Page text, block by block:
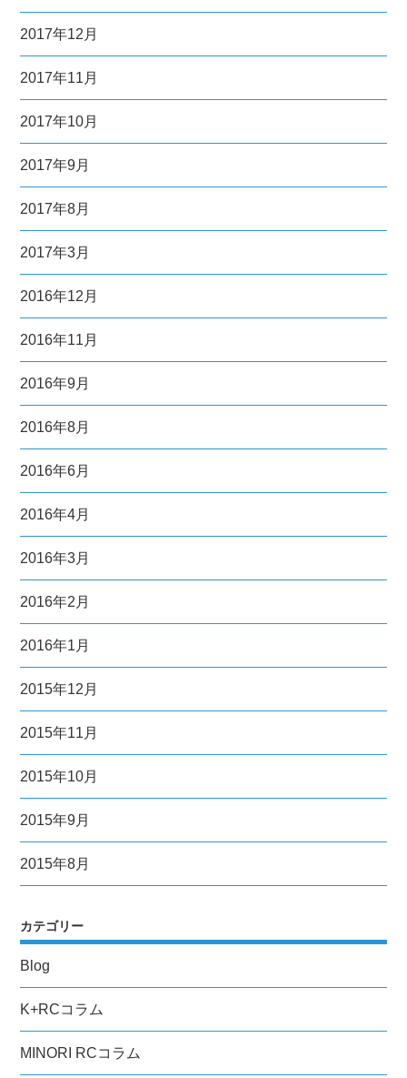
2017年12月
2017年11月
2017年10月
2017年9月
2017年8月
2017年3月
2016年12月
2016年11月
2016年9月
2016年8月
2016年6月
2016年4月
2016年3月
2016年2月
2016年1月
2015年12月
2015年11月
2015年10月
2015年9月
2015年8月
カテゴリー
Blog
K+RCコラム
MINORI RCコラム